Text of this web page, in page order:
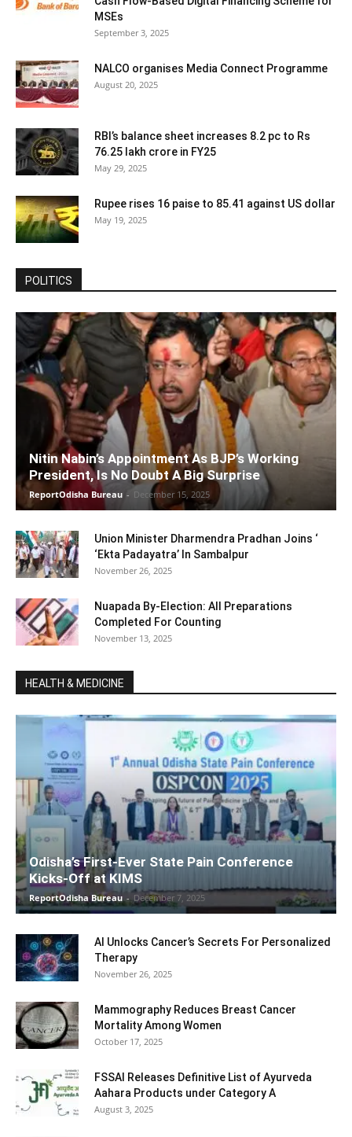
MSEs
September 3, 2025
NALCO organises Media Connect Programme
August 20, 2025
RBI’s balance sheet increases 8.2 pc to Rs
76.25 lakh crore in FY25
May 29, 2025
Rupee rises 16 paise to 85.41 against US dollar
May 19, 2025
POLITICS
Nitin Nabin’s Appointment As BJP’s Working
President, Is No Doubt A Big Surprise
ReportOdisha Bureau - December 15, 2025
Union Minister Dharmendra Pradhan Joins ‘
‘Ekta Padayatra’ In Sambalpur
November 26, 2025
Nuapada By-Election: All Preparations
Completed For Counting
November 13, 2025
HEALTH & MEDICINE
Odisha’s First-Ever State Pain Conference
Kicks-Off at KIMS
ReportOdisha Bureau - December 7, 2025
AI Unlocks Cancer’s Secrets For Personalized
Therapy
November 26, 2025
Mammography Reduces Breast Cancer
Mortality Among Women
October 17, 2025
FSSAI Releases Definitive List of Ayurveda
Aahara Products under Category A
August 3, 2025